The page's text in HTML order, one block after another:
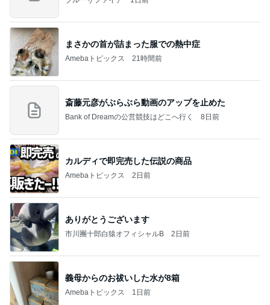
まさかの首が詰まった服での熱中症
Amebaトピックス 21時間前
斎藤元彦がぶらぶら動画のアップを止めた
Bank of Dreamの公営競技はどこへ行く 8日前
カルディで即完売した伝説の商品
Amebaトピックス 2日前
ありがとうございます
市川團十郎白猿オフィシャルB 2日前
義母からのお祓いした水が8箱
Amebaトピックス 1日前